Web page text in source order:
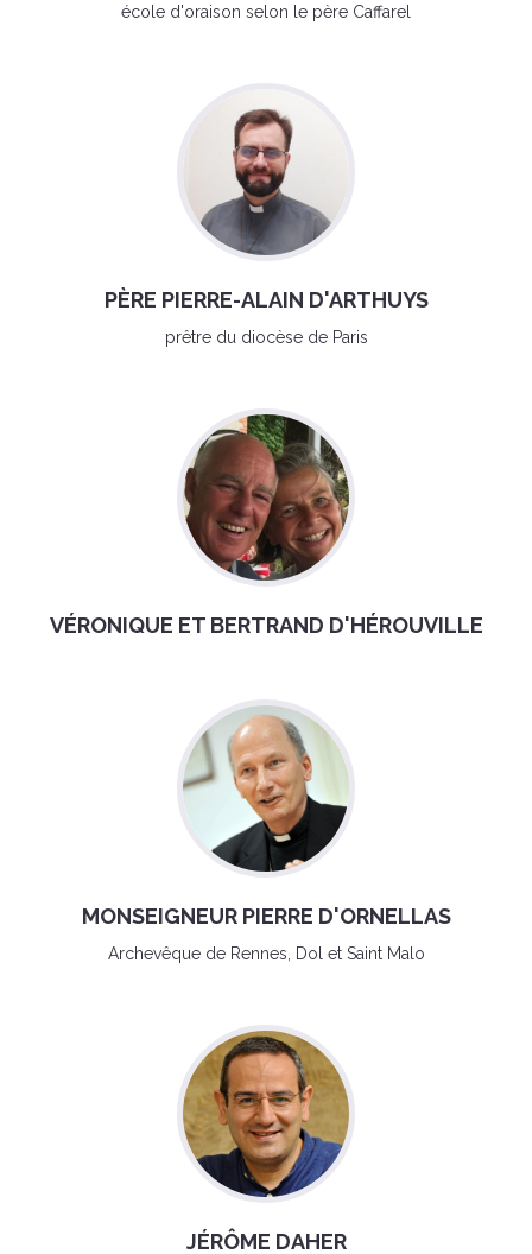
école d'oraison selon le père Caffarel
PÈRE PIERRE-ALAIN D'ARTHUYS
prêtre du diocèse de Paris
VÉRONIQUE ET BERTRAND D'HÉROUVILLE
MONSEIGNEUR PIERRE D'ORNELLAS
Archevêque de Rennes, Dol et Saint Malo
JÉRÔME DAHER